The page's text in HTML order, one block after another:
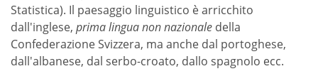
Statistica). Il paesaggio linguistico è arricchito
dall'inglese, prima lingua non nazionale della
Confederazione Svizzera, ma anche dal portoghese,
dall'albanese, dal serbo-croato, dallo spagnolo ecc.